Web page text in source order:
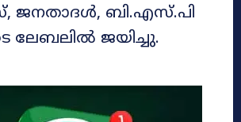
ബി.എസ്.പി
ലേബലിൽ ജയിച്ചു.